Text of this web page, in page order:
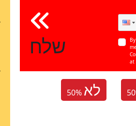
שלח
at
50% לא 50